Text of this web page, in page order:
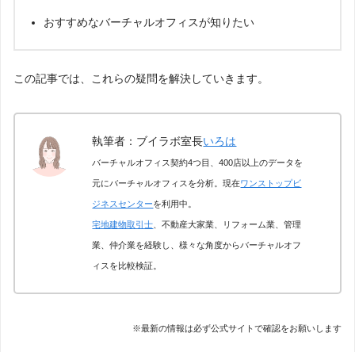
おすすめなバーチャルオフィスが知りたい
この記事では、これらの疑問を解決していきます。
執筆者：ブイラボ室長いろは
バーチャルオフィス契約4つ目、400店以上のデータを
元にバーチャルオフィスを分析。現在ワンストップビ
ジネスセンターを利用中。
宅地建物取引士 、不動産大家業、リフォーム業、管理
業、仲介業を経験し、様々な角度からバーチャルオフ
ィスを比較検証。
※最新の情報は必ず公式サイトで確認をお願いします